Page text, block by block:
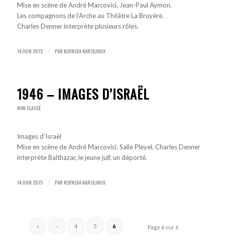
Mise en scène de André Marcovici, Jean-Paul Aymon.
Les compagnons de l’Arche au Théâtre La Bruyère.
Charles Denner interprète plusieurs rôles.
14 JUIN 2015 / PAR KOFNOJA KAROLINUX
1946 – IMAGES D’ISRAËL
NON CLASSÉ
Images d’Israël
Mise en scène de André Marcovici. Salle Pleyel. Charles Denner
interprète Balthazar, le jeune juif, un déporté.
14 JUIN 2015 / PAR KOFNOJA KAROLINUX
Page 6 sur 6
« ‹ 4 5 6